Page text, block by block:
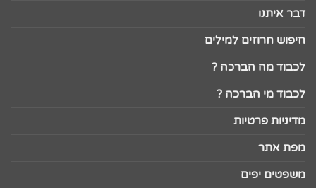
דבר איתנו
חיפוש חרוזים למילים
לכבוד מה הברכה ?
לכבוד מי הברכה ?
מדיניות פרטיות
מפת אתר
משפטים יפים